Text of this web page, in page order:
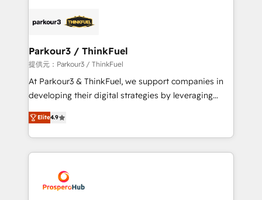
strategies that integrate data-driven marketing,
companies scale faster and smarter. 🔹 BOOMS:
Demand generation for all your buyers With BOOMS,
you invest in 100% of your buyers, accelerating your
growth and positioning yourself as an undisputed
transformation process A methodology designed to
implement HubSpot effectively and optimize your
record of business transformation, our growth-first
approach has helped brands dominate their
Parkour3 / ThinkFuel
提供元：Parkour3 / ThinkFuel
At Parkour3 & ThinkFuel, we support companies in
developing their digital strategies by leveraging
technologies and automating their marketing and
sales processes to generate growth. Our offer spans
from Strategy to Operations. We specialize in CRM
onboarding and implementation, web design, sales
extensive experience working with tech companies
and manufacturers since 2002, we are committed to
Elite4.9